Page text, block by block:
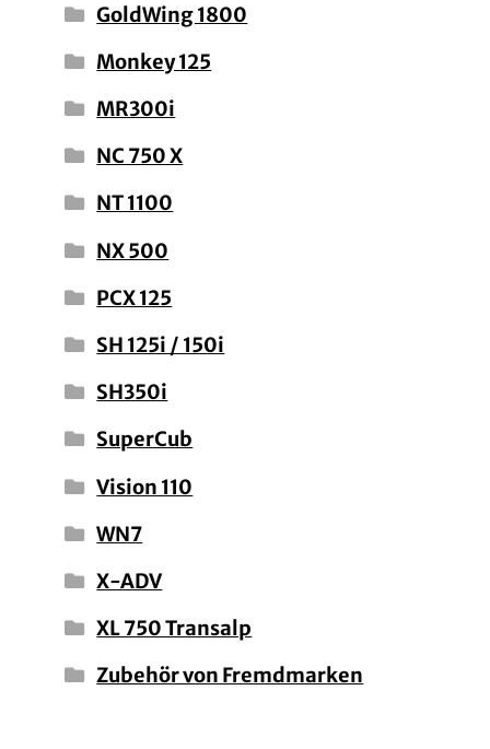
GoldWing 1800
Monkey 125
MR300i
NC 750 X
NT 1100
NX 500
PCX 125
SH 125i / 150i
SH350i
SuperCub
Vision 110
WN7
X-ADV
XL 750 Transalp
Zubehör von Fremdmarken